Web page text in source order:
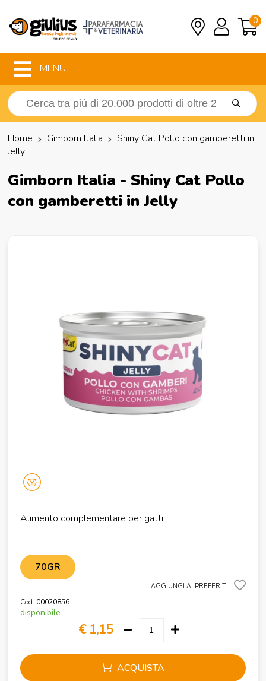
0
MENU
Home Gimborn Italia
Shiny Cat Pollo con gamberetti in
Jelly
Gimborn Italia - Shiny Cat Pollo
con gamberetti in Jelly
Alimento complementare per gatti.
70GR
AGGIUNGI AI PREFERITI
Cod. 00020856
disponibile
€ 1,15
ACQUISTA